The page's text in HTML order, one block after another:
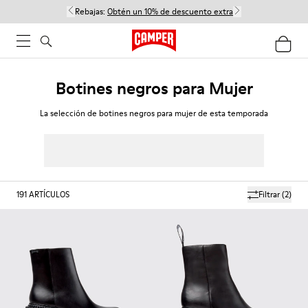
Rebajas: Obtén un 10% de descuento extra
Botines negros para Mujer
La selección de botines negros para mujer de esta temporada
Filtrar(2)
191ARTÍCULOS